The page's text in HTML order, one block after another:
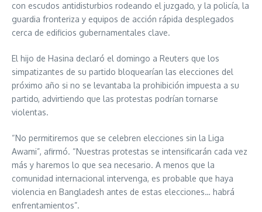
con escudos antidisturbios rodeando el juzgado, y la policía, la
guardia fronteriza y equipos de acción rápida desplegados
cerca de edificios gubernamentales clave.
El hijo de Hasina declaró el domingo a Reuters que los
simpatizantes de su partido bloquearían las elecciones del
próximo año si no se levantaba la prohibición impuesta a su
partido, advirtiendo que las protestas podrían tornarse
violentas.
“No permitiremos que se celebren elecciones sin la Liga
Awami”, afirmó. “Nuestras protestas se intensificarán cada vez
más y haremos lo que sea necesario. A menos que la
comunidad internacional intervenga, es probable que haya
violencia en Bangladesh antes de estas elecciones… habrá
enfrentamientos”.